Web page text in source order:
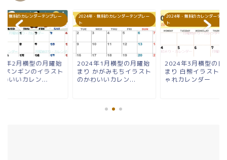
・無料のカレンダーテンプレー
年2月横型の月曜始
ペンギンのイラスト
わいいカレン...
2024年・無料のカレンダーテンプレー
ト
2024年1月横型の月曜始
まり かがみもちイラスト
のかわいいカレン...
2024年・無料のカレンダーテン
ト
2024年3月横型の日
まり 白熊イラスト
ゃれカレンダー